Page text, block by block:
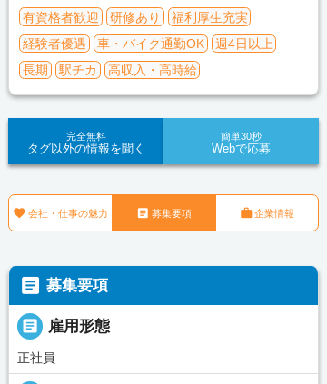
有資格者歓迎 研修あり
福利厚生充実
経験者優遇
車・バイク通勤OK
週4日以上
長期
駅チカ 高収入・高時給
完全無料
タグ以外の情報を聞く
簡単30秒
Webで応募
 会社・仕事の魅力  募集要項 企業情報
 募集要項
 雇用形態
正社員